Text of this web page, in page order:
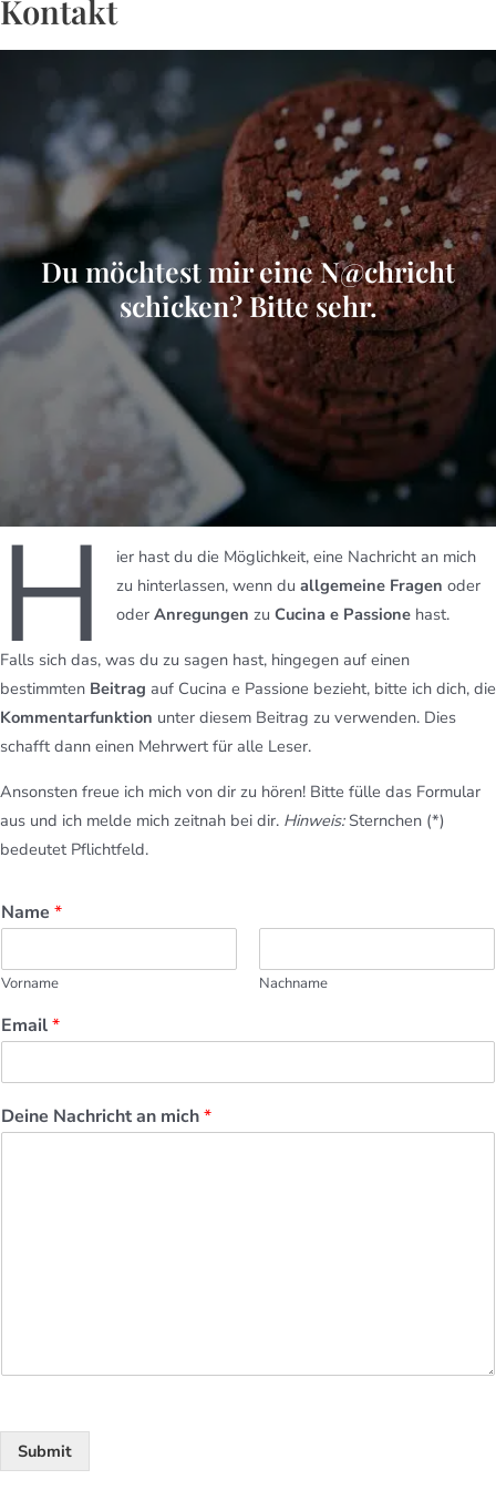
Kontakt
Du möchtest mir eine N@chricht
schicken? Bitte sehr.
H
ier hast du die Möglichkeit, eine Nachricht an mich
zu hinterlassen, wenn duallgemeine Fragen oder
oderAnregungen zuCucina e Passione hast.
Falls sich das, was du zu sagen hast, hingegen auf einen
bestimmten Beitrag auf Cucina e Passione bezieht, bitte ich dich, die
Kommentarfunktion unter diesem Beitrag zu verwenden. Dies
schafft dann einen Mehrwert für alle Leser.
Ansonsten freue ich mich von dir zu hören! Bitte fülle das Formular
aus und ich melde mich zeitnah bei dir. Hinweis:Sternchen (*)
bedeutet Pflichtfeld.
Name *
Vorname Nachname
Email*
Deine Nachricht an mich*
Submit